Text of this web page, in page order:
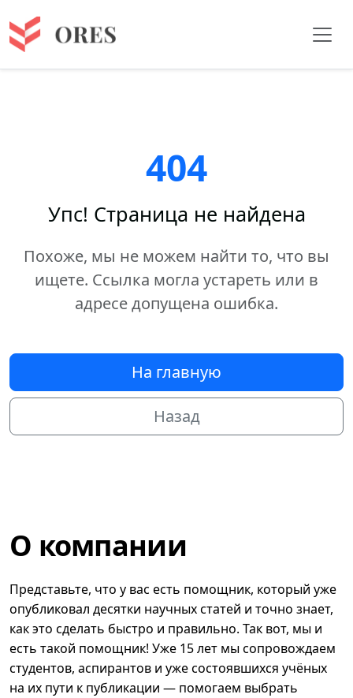
404
Упс! Страница не найдена
Похоже, мы не можем найти то, что вы
ищете. Ссылка могла устареть или в
адресе допущена ошибка.
На главную
Назад
О компании
Представьте, что у вас есть помощник, который уже
опубликовал десятки научных статей и точно знает,
как это сделать быстро и правильно. Так вот, мы и
есть такой помощник! Уже 15 лет мы сопровождаем
студентов, аспирантов и уже состоявшихся учёных
на их пути к публикации — помогаем выбрать